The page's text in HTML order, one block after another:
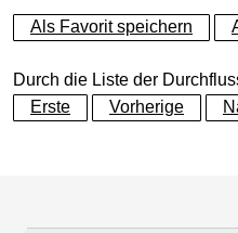
+
−
Als Favorit speichern
Durch die Liste der
Erste
Vorherige